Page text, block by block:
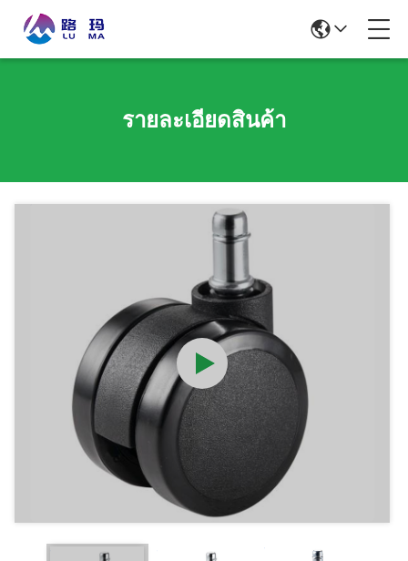
รายละเอียดสินค้า